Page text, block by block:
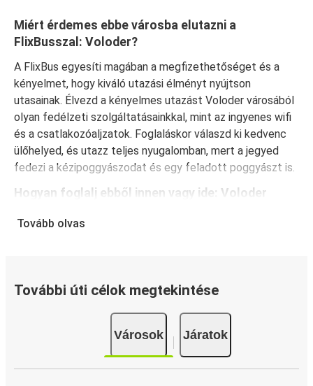
Miért érdemes ebbe városba elutazni a
FlixBusszal: Voloder?
A FlixBus egyesíti magában a megfizethetőséget és a
kényelmet, hogy kiváló utazási élményt nyújtson
utasainak. Élvezd a kényelmes utazást Voloder városából
olyan fedélzeti szolgáltatásainkkal, mint az ingyenes wifi
és a csatlakozóaljzatok. Foglaláskor válaszd ki kedvenc
ülőhelyed, és utazz teljes nyugalomban, mert a jegyed
fedezi a kézipoggyászodat és egy feladott poggyászt is.
Hogyan foglalj ebből innen vagy ide: Voloder
A jegyfoglalás a FlixBusnál gyerekjáték: a FlixBus App
közül választhatsz, mint például hitelkártya, Paypal,
Google és Apple Pay. Arra is lehetőség van, hogy a
fedélzeten vagy egy értékesítési ponton készpénzzel
Tovább olvas
További úti célok megtekintése
Városok Járatok